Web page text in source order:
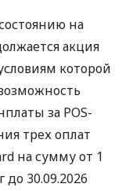
на
акция
которой
за POS-
трех оплат
на сумму от 1
до 30.09.2026